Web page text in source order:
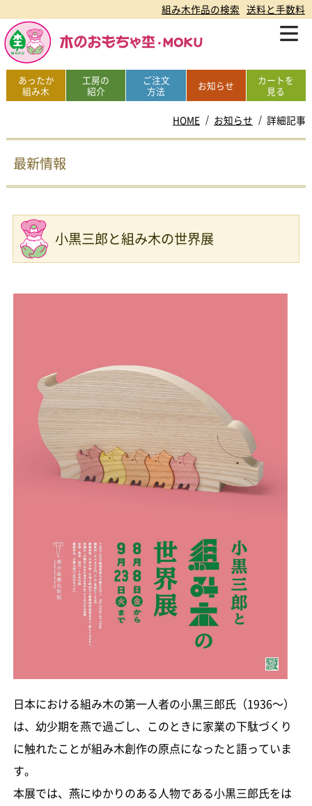
組み木作品の検索 送料と手数料
あったか
組み木
工房の
紹介
ご注文
方法
お知らせ
カートを
見る
HOME お知らせ 詳細記事
最新情報
小黒三郎と組み木の世界展
日本における組み木の第一人者の小黒三郎氏（1936～）
は、幼少期を燕で過ごし、このときに家業の下駄づくり
に触れたことが組み木創作の原点になったと語っていま
す。
本展では、燕にゆかりのある人物である小黒三郎氏をは